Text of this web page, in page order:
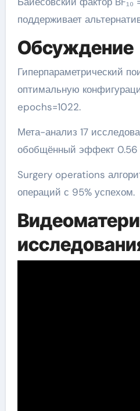
поддерживает
Обсуждение
Гиперпараметрический
оптимальную
epochs=1022.
Мета-анализ 17
обобщённый эффект 0.56
Surgery operations
операций с 95% успехом.